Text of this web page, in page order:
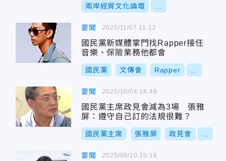
兩岸經貿文化論壇
要聞
國民黨新媒體掌門找Rapper接任
音樂、保險業務他都會
國民黨 文傳會 Rapper
2025/11/07 11:12
要聞
國民黨主席政見會減為3場 張雅
屏：遵守自己訂的法規很難？
國民黨主席 張雅屏 政見會
2025/10/04 18:49
要聞 2025/09/10 10:16